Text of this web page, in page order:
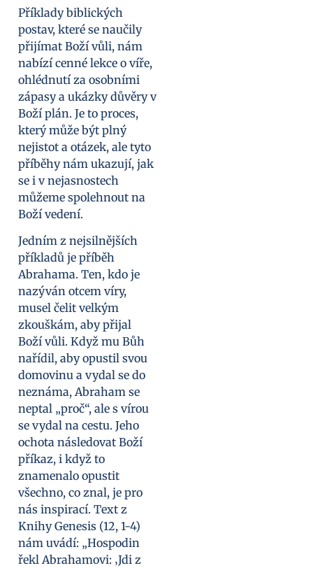
Příklady biblických
postav, které se naučily
přijímat Boží vůli, nám
nabízí cenné lekce o víře,
ohlédnutí za osobními
zápasy a ukázky důvěry v
Boží plán. Je to proces,
který může být plný
nejistot a otázek, ale tyto
příběhy nám ukazují, jak
se i v nejasnostech
můžeme spolehnout na
Boží vedení.
Jedním z nejsilnějších
příkladů je příběh
Abrahama. Ten, kdo je
nazýván otcem víry,
musel čelit velkým
zkouškám, aby přijal
Boží vůli. Když mu Bůh
nařídil, aby opustil svou
domovinu a vydal se do
neznáma, Abraham se
neptal „proč“, ale s vírou
se vydal na cestu. Jeho
ochota následovat Boží
příkaz, i když to
znamenalo opustit
všechno, co znal, je pro
nás inspirací. Text z
Knihy Genesis (12, 1-4)
nám uvádí: „Hospodin
řekl Abrahamovi: ‚Jdi z